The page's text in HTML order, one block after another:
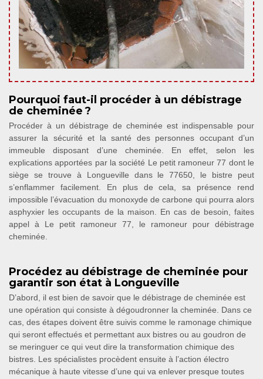
Pourquoi faut-il procéder à un débistrage
de cheminée ?
Procéder à un débistrage de cheminée est indispensable pour
assurer la sécurité et la santé des personnes occupant d’un
immeuble disposant d’une cheminée. En effet, selon les
explications apportées par la société Le petit ramoneur 77 dont le
siège se trouve à Longueville dans le 77650, le bistre peut
s’enflammer facilement. En plus de cela, sa présence rend
impossible l’évacuation du monoxyde de carbone qui pourra alors
asphyxier les occupants de la maison. En cas de besoin, faites
appel à Le petit ramoneur 77, le ramoneur pour débistrage
cheminée.
Procédez au débistrage de cheminée pour
garantir son état à Longueville
D’abord, il est bien de savoir que le débistrage de cheminée est
une opération qui consiste à dégoudronner la cheminée. Dans ce
cas, des étapes doivent être suivis comme le ramonage chimique
qui seront effectués et permettant aux bistres ou au goudron de
se meringuer ce qui veut dire la transformation chimique des
bistres. Les spécialistes procèdent ensuite à l’action électro
mécanique à haute vitesse d’une qui va enlever presque toutes